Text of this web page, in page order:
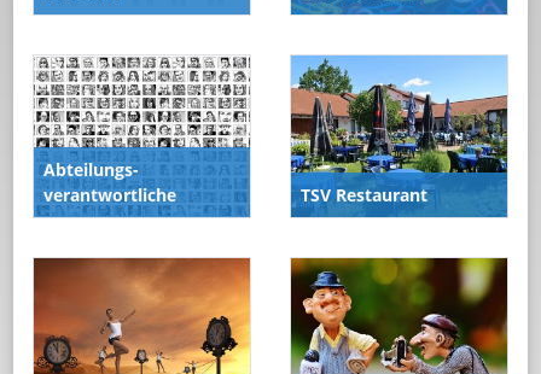
Abteilungs-
verantwortliche
TSV Restaurant